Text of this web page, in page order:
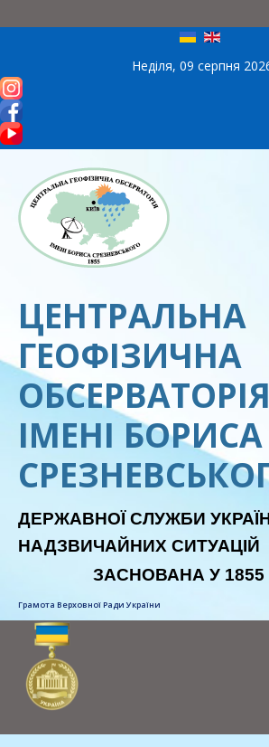
Неділя, 09 серпня
ЦЕНТРАЛЬНА
ГЕОФІЗИЧНА
ОБСЕРВАТОРІЯ
ІМЕНІ БОРИСА
ДЕРЖАВНОЇ СЛУЖБИ
НАДЗВИЧАЙНИХ СИТУАЦІЙ
ЗАСНОВАНА У 1855
Грамота Верховної Ради України